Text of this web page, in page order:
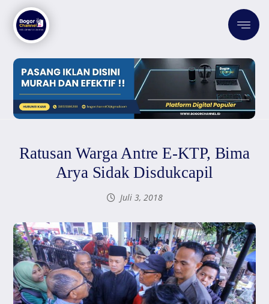
Ratusan Warga Antre E-KTP, Bima
Arya Sidak Disdukcapil
Juli 3, 2018